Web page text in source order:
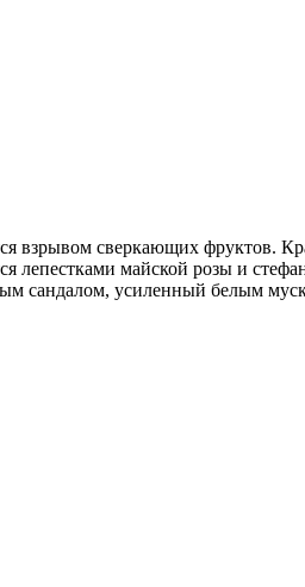
взрывом сверкающих фруктов.
лепестками майской розы и
сандалом, усиленный белым